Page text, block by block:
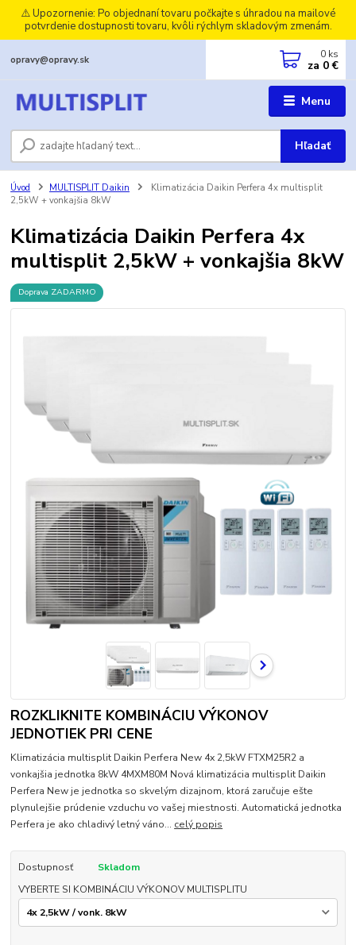
⚠️ Upozornenie: Po objednaní tovaru počkajte s úhradou na mailové
potvrdenie dostupnosti tovaru, kvôli rýchlym skladovým zmenám.
Menu
Hľadať
opravy@opravy.sk 0 ks
za 0 €
Úvod MULTISPLIT Daikin
Klimatizácia Daikin Perfera 4x multisplit
2,5kW + vonkajšia 8kW
Klimatizácia Daikin Perfera 4x
multisplit 2,5kW + vonkajšia 8kW
Doprava ZADARMO
ROZKLIKNITE KOMBINÁCIU VÝKONOV
JEDNOTIEK PRI CENE
Klimatizácia multisplit Daikin Perfera New 4x 2,5kW FTXM25R2 a
vonkajšia jednotka 8kW 4MXM80M Nová klimatizácia multisplit Daikin
Perfera New je jednotka so skvelým dizajnom, ktorá zaručuje ešte
plynulejšie prúdenie vzduchu vo vašej miestnosti. Automatická jednotka
Perfera je ako chladivý letný váno... celý popis
Dostupnosť
Skladom
VYBERTE SI KOMBINÁCIU VÝKONOV MULTISPLITU